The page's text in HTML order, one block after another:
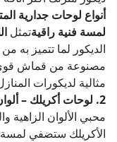
أنواع لوحات جدارية
لمسة فنية راقيةتمثل
الديكور لما تتميز به
مصنوعة من قماش قوي
مثالية لديكورات
2. لوحات أكريلك – ألوان مشرقة وتأثيرات رائعة
محبي الألوان الزاهية
الأكريلك ستضفي لمسة